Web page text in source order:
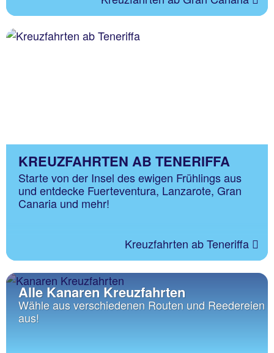
KREUZFAHRTEN AB TENERIFFA
Starte von der Insel des ewigen Frühlings aus
und entdecke Fuerteventura, Lanzarote, Gran
Canaria und mehr!
Kreuzfahrten ab Teneriffa
Alle Kanaren Kreuzfahrten
Wähle aus verschiedenen Routen und Reedereien
aus!